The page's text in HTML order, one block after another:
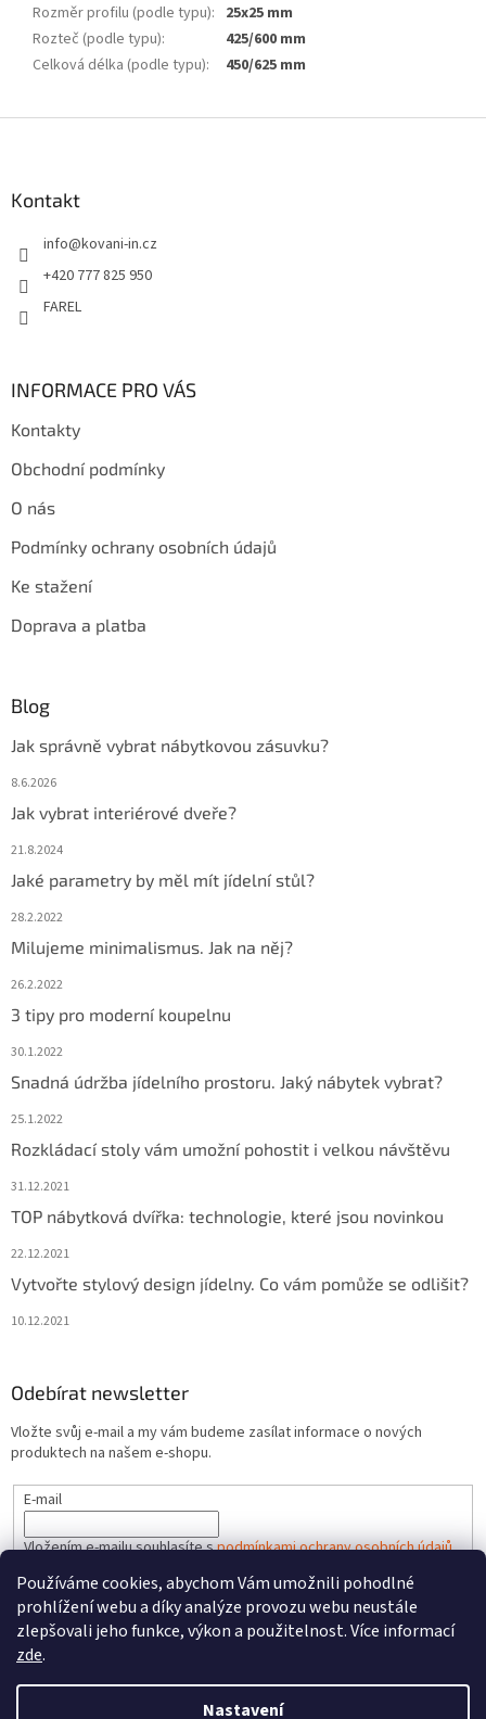
Používáme cookies, abychom Vám umožnili pohodlné
prohlížení webu a díky analýze provozu webu neustále
zlepšovali jeho funkce, výkon a použitelnost. Více informací
zde.
Nastavení
Rozměr profilu (podle typu): 25x25 mm
Rozteč (podle typu):
425/600 mm
Celková délka (podle typu): 450/625 mm
Kontakt
info@kovani-in.cz
+420 777 825 950
FAREL
INFORMACE PRO VÁS
Kontakty
Obchodní podmínky
O nás
Podmínky ochrany osobních údajů
Ke stažení
Doprava a platba
Blog
Jak správně vybrat nábytkovou zásuvku?
8.6.2026
Jak vybrat interiérové dveře?
21.8.2024
Jaké parametry by měl mít jídelní stůl?
28.2.2022
Milujeme minimalismus. Jak na něj?
26.2.2022
3 tipy pro moderní koupelnu
30.1.2022
Snadná údržba jídelního prostoru. Jaký nábytek vybrat?
25.1.2022
Rozkládací stoly vám umožní pohostit i velkou návštěvu
31.12.2021
TOP nábytková dvířka: technologie, které jsou novinkou
22.12.2021
Vytvořte stylový design jídelny. Co vám pomůže se odlišit?
10.12.2021
Odebírat newsletter
Vložte svůj e-mail a my vám budeme zasílat informace o nových
produktech na našem e-shopu.
E-mail
Vložením e-mailu souhlasíte spodmínkami ochrany osobních údajů
PŘIHLÁSIT SE